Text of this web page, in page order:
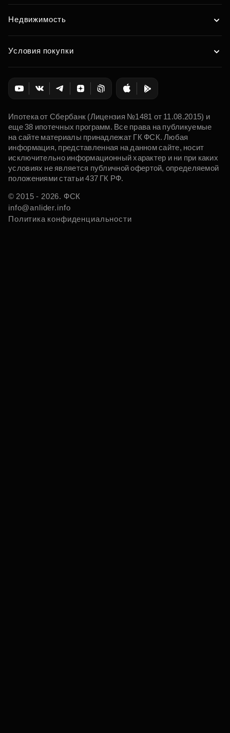
Недвижимость
Условия покупки
Ипотека от Сбербанк (Лицензия №1481 от 11.08.2015) и
еще 38 ипотечных программ. Все права на публикуемые
на сайте материалы принадлежат ГК ФСК. Любая
информация, представленная на данном сайте, носит
исключительно информационный характер и ни при каких
условиях не является публичной офертой, определяемой
положениями статьи 437 ГК РФ.
© 2015 - 2026. ФСК
info@anlider.info
Политика конфиденциальности